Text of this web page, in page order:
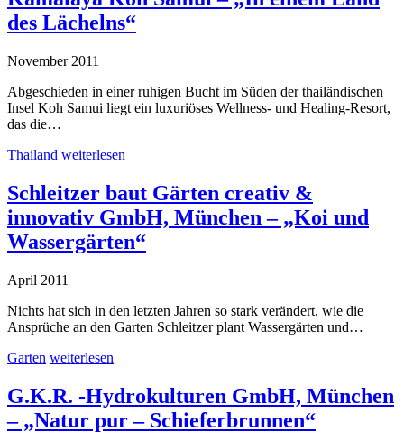
des Lächelns“
November 2011
Abgeschieden in einer ruhigen Bucht im Süden der thailändischen
Insel Koh Samui liegt ein luxuriöses Wellness- und Healing-Resort,
das die…
Thailand weiterlesen
Schleitzer baut Gärten creativ &
innovativ GmbH, München – „Koi und
Wassergärten“
April 2011
Nichts hat sich in den letzten Jahren so stark verändert, wie die
Ansprüche an den Garten Schleitzer plant Wassergärten und…
Garten weiterlesen
G.K.R. -Hydrokulturen GmbH, München
– „Natur pur – Schieferbrunnen“